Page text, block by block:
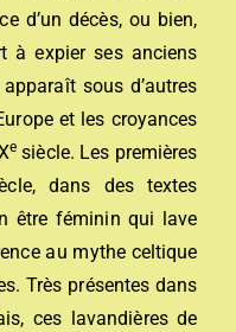
d’un décès, ou bien,
à expier ses anciens
sous d’autres
et les croyances
e siècle. Les premières
dans des textes
être féminin qui lave
au mythe celtique
Très présentes dans
ces lavandières de